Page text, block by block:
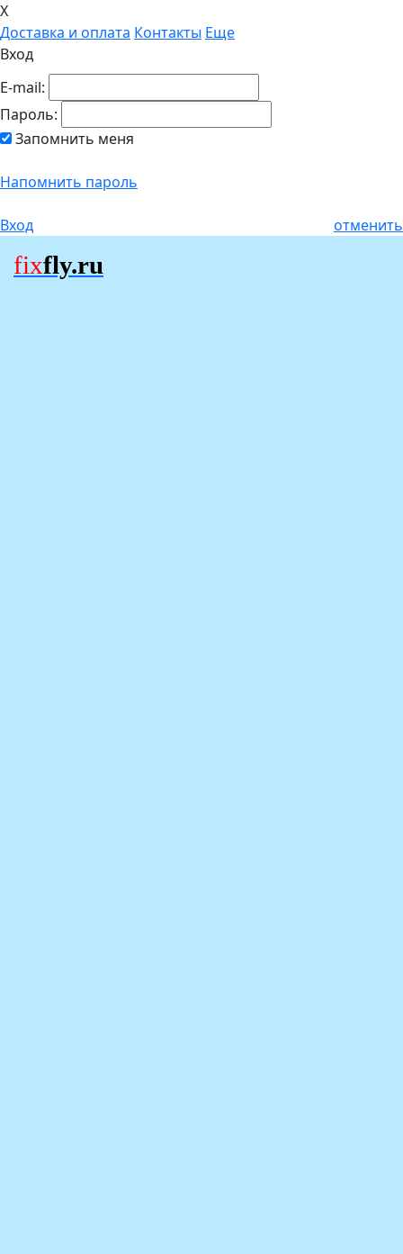
X
Доставка и оплата Контакты Еще
Вход
E-mail:
Пароль:
Запомнить меня
Напомнить пароль
Вход отменить
fixfly.ru